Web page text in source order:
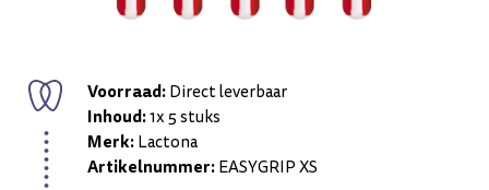
Voorraad:Direct leverbaar
Inhoud:1x 5 stuks
Merk:Lactona
Artikelnummer:EASYGRIP XS